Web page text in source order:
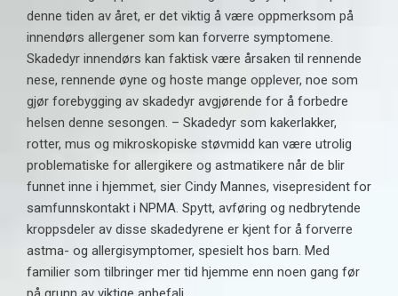
denne tiden av året, er det viktig å være oppmerksom på
innendørs allergener som kan forverre symptomene.
Skadedyr innendørs kan faktisk være årsaken til rennende
nese, rennende øyne og hoste mange opplever, noe som
gjør forebygging av skadedyr avgjørende for å forbedre
helsen denne sesongen. – Skadedyr som kakerlakker,
rotter, mus og mikroskopiske støvmidd kan være utrolig
problematiske for allergikere og astmatikere når de blir
funnet inne i hjemmet, sier Cindy Mannes, visepresident for
samfunnskontakt i NPMA. Spytt, avføring og nedbrytende
kroppsdeler av disse skadedyrene er kjent for å forverre
astma- og allergisymptomer, spesielt hos barn. Med
familier som tilbringer mer tid hjemme enn noen gang før